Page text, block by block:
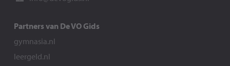
Partners van De VO Gids
gymnasia.nl
leergeld.nl